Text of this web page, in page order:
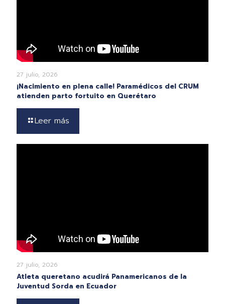
27 julio, 2026
¡Nacimiento en plena calle! Paramédicos del CRUM
atienden parto fortuito en Querétaro
Leer más
27 julio, 2026
Atleta queretano acudirá Panamericanos de la
Juventud Sorda en Ecuador